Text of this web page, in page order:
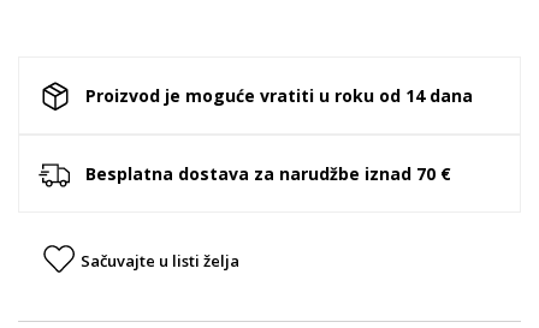
Proizvod je moguće vratiti u roku od 14 dana
Besplatna dostava za narudžbe iznad 70 €
Sačuvajte u listi želja